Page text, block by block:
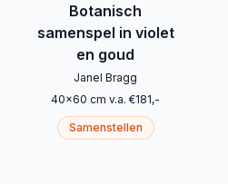
Botanisch
samenspel in violet
en goud
Janel Bragg
40x60 cm v.a. €181,-
Samenstellen